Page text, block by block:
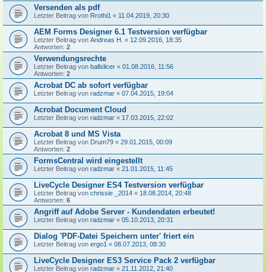
Versenden als pdf
Letzter Beitrag von Rrothi1 « 11.04.2019, 20:30
AEM Forms Designer 6.1 Testversion verfügbar
Letzter Beitrag von Andreas H. « 12.09.2016, 18:35
Antworten: 2
Verwendungsrechte
Letzter Beitrag von ballslicer « 01.08.2016, 11:56
Antworten: 2
Acrobat DC ab sofort verfügbar
Letzter Beitrag von radzmar « 07.04.2015, 19:04
Acrobat Document Cloud
Letzter Beitrag von radzmar « 17.03.2015, 22:02
Acrobat 8 und MS Vista
Letzter Beitrag von Drum79 « 29.01.2015, 00:09
Antworten: 2
FormsCentral wird eingestellt
Letzter Beitrag von radzmar « 21.01.2015, 11:45
LiveCycle Designer ES4 Testversion verfügbar
Letzter Beitrag von chrissie _2014 « 18.08.2014, 20:48
Antworten: 6
Angriff auf Adobe Server - Kundendaten erbeutet!
Letzter Beitrag von radzmar « 05.10.2013, 20:31
Dialog 'PDF-Datei Speichern unter' friert ein
Letzter Beitrag von ergo1 « 08.07.2013, 08:30
LiveCycle Designer ES3 Service Pack 2 verfügbar
Letzter Beitrag von radzmar « 21.11.2012, 21:40